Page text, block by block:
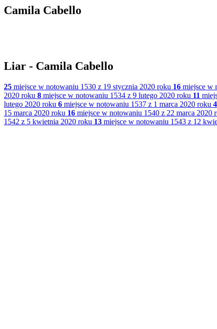
Camila Cabello
Liar - Camila Cabello
25 miejsce w notowaniu 1530 z 19 stycznia 2020 roku 16 miejsce w
2020 roku 8 miejsce w notowaniu 1534 z 9 lutego 2020 roku 11
lutego 2020 roku 6 miejsce w notowaniu 1537 z 1 marca 2020 roku 4
15 marca 2020 roku 16 miejsce w notowaniu 1540 z 22 marca 2020
1542 z 5 kwietnia 2020 roku 13 miejsce w notowaniu 1543 z 12